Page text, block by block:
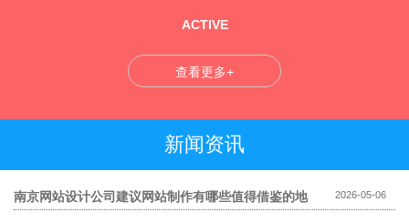
ACTIVE
查看更多+
新闻资讯
南京网站设计公司建议网站制作有哪些值得借鉴的地
2026-05-06